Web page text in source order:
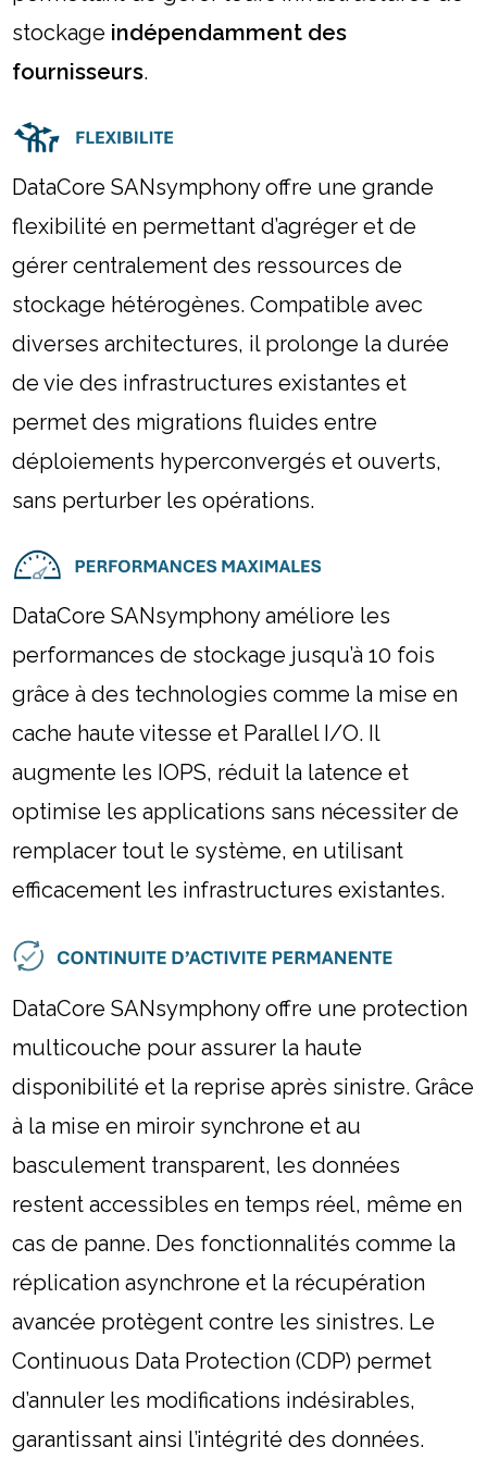
stockage indépendamment des
fournisseurs.
DataCore SANsymphony offre une grande
flexibilité en permettant d’agréger et de
gérer centralement des ressources de
stockage hétérogènes. Compatible avec
diverses architectures, il prolonge la durée
de vie des infrastructures existantes et
permet des migrations fluides entre
déploiements hyperconvergés et ouverts,
sans perturber les opérations.
DataCore SANsymphony améliore les
performances de stockage jusqu’à 10 fois
grâce à des technologies comme la mise en
cache haute vitesse et Parallel I/O. Il
augmente les IOPS, réduit la latence et
optimise les applications sans nécessiter de
remplacer tout le système, en utilisant
efficacement les infrastructures existantes.
DataCore SANsymphony offre une protection
multicouche pour assurer la haute
disponibilité et la reprise après sinistre. Grâce
à la mise en miroir synchrone et au
basculement transparent, les données
restent accessibles en temps réel, même en
cas de panne. Des fonctionnalités comme la
réplication asynchrone et la récupération
avancée protègent contre les sinistres. Le
Continuous Data Protection (CDP) permet
d’annuler les modifications indésirables,
garantissant ainsi l’intégrité des données.